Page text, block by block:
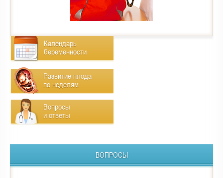
Календарь
беременности
Развитие плода
по неделям
Вопросы
и ответы
ВОПРОСЫ